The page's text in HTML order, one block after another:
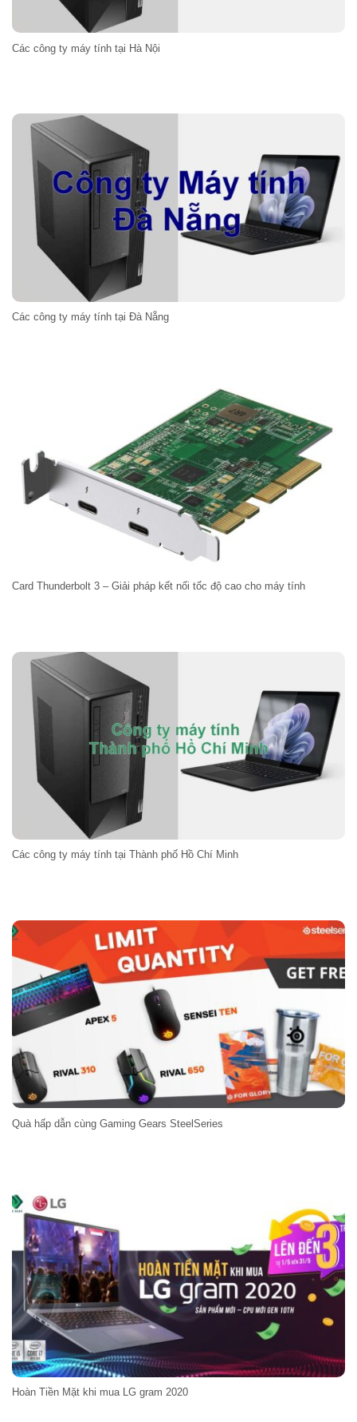
Các công ty máy tính tại Hà Nội
Các công ty máy tính tại Đà Nẵng
Card Thunderbolt 3 – Giải pháp kết nối tốc độ cao cho máy tính
Các công ty máy tính tại Thành phố Hồ Chí Minh
Quà hấp dẫn cùng Gaming Gears SteelSeries
Hoàn Tiền Mặt khi mua LG gram 2020